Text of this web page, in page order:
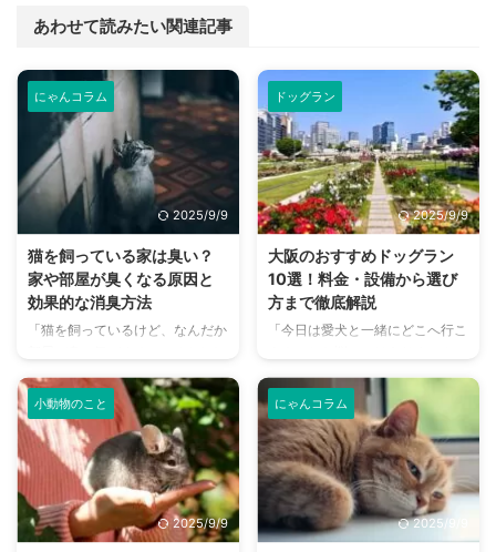
あわせて読みたい関連記事
にゃんコラム
2025/9/9
猫を飼っている家は臭い？
家や部屋が臭くなる原因と
効果的な消臭方法
「猫を飼っているけど、なんだか
悩みはありませんか？猫との暮ら
しは幸せで満ちていますが、独特
のにおいが気になるという飼い主
さんは少なくありません。 特
に、来客時などは「うちのにお
い、大丈夫かな？」と不安に感じ
てしまうこともあるでしょう。
この記事では、猫のにおいの原因
ドッグラン
2025/9/9
大阪のおすすめドッグラン
10選！料金・設備から選び
方まで徹底解説
「今日は愛犬と一緒にどこへ行こ
か？大阪には、広大な敷地でのび
のびと遊べるドッグランから、都
心でアクセスしやすい便利な施設
まで、魅力的なドッグランがたく
さんあります。 しかし、「初め
てドッグランに行くから不安」
「どの施設が愛犬に合っているか
わからない」という方も多いので
小動物のこと
2025/9/9
にゃんコラム
2025/9/9